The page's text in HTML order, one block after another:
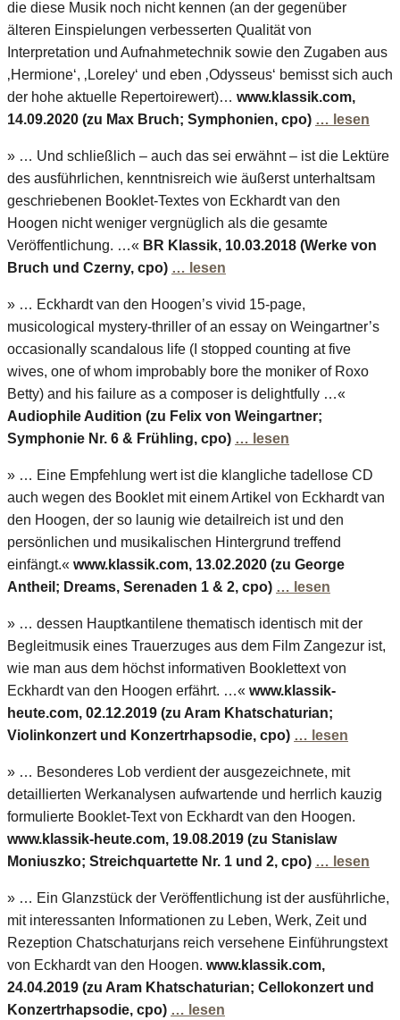
die diese Musik noch nicht kennen (an der gegenüber
älteren Einspielungen verbesserten Qualität von
Interpretation und Aufnahmetechnik sowie den Zugaben aus
‚Hermione‘, ‚Loreley‘ und eben ‚Odysseus‘ bemisst sich auch
der hohe aktuelle Repertoirewert)… www.klassik.com,
14.09.2020 (zu Max Bruch; Symphonien, cpo) … lesen
» … Und schließlich – auch das sei erwähnt – ist die Lektüre
des ausführlichen, kenntnisreich wie äußerst unterhaltsam
geschriebenen Booklet-Textes von Eckhardt van den
Hoogen nicht weniger vergnüglich als die gesamte
Veröffentlichung. …« BR Klassik, 10.03.2018 (Werke von
Bruch und Czerny, cpo) … lesen
» … Eckhardt van den Hoogen’s vivid 15-page,
musicological mystery-thriller of an essay on Weingartner’s
occasionally scandalous life (I stopped counting at five
wives, one of whom improbably bore the moniker of Roxo
Betty) and his failure as a composer is delightfully …«
Audiophile Audition (zu Felix von Weingartner;
Symphonie Nr. 6 & Frühling, cpo) … lesen
» … Eine Empfehlung wert ist die klangliche tadellose CD
auch wegen des Booklet mit einem Artikel von Eckhardt van
den Hoogen, der so launig wie detailreich ist und den
persönlichen und musikalischen Hintergrund treffend
einfängt.« www.klassik.com, 13.02.2020 (zu George
Antheil; Dreams, Serenaden 1 & 2, cpo) … lesen
» … dessen Hauptkantilene thematisch identisch mit der
Begleitmusik eines Trauerzuges aus dem Film Zangezur ist,
wie man aus dem höchst informativen Booklettext von
Eckhardt van den Hoogen erfährt. …« www.klassik-
heute.com, 02.12.2019 (zu Aram Khatschaturian;
Violinkonzert und Konzertrhapsodie, cpo) … lesen
» … Besonderes Lob verdient der ausgezeichnete, mit
detaillierten Werkanalysen aufwartende und herrlich kauzig
formulierte Booklet-Text von Eckhardt van den Hoogen.
www.klassik-heute.com, 19.08.2019 (zu Stanislaw
Moniuszko; Streichquartette Nr. 1 und 2, cpo) … lesen
» … Ein Glanzstück der Veröffentlichung ist der ausführliche,
mit interessanten Informationen zu Leben, Werk, Zeit und
Rezeption Chatschaturjans reich versehene Einführungstext
von Eckhardt van den Hoogen. www.klassik.com,
24.04.2019 (zu Aram Khatschaturian; Cellokonzert und
Konzertrhapsodie, cpo) … lesen